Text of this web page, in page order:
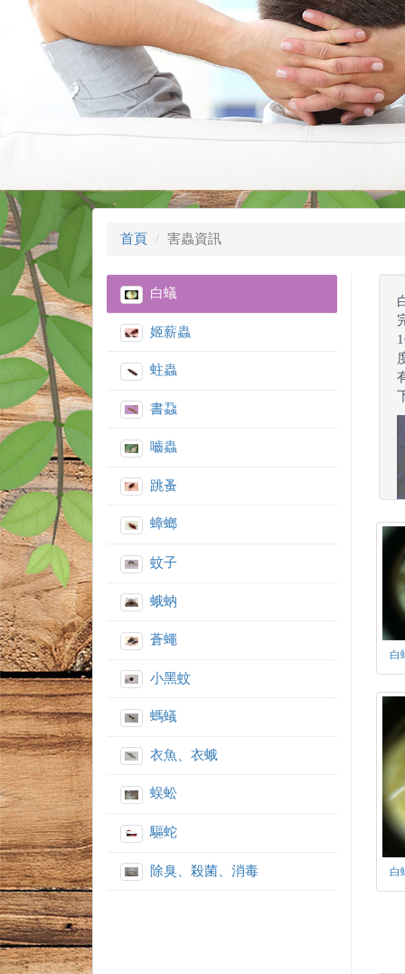
首頁 害蟲資訊
白蟻
姬薪蟲
蛀蟲
書蝨
嚙蟲
跳蚤
蟑螂
蚊子
蛾蚋
蒼蠅
小黑蚊
螞蟻
衣魚、衣蛾
蜈蚣
驅蛇
除臭、殺菌、消毒
白
白